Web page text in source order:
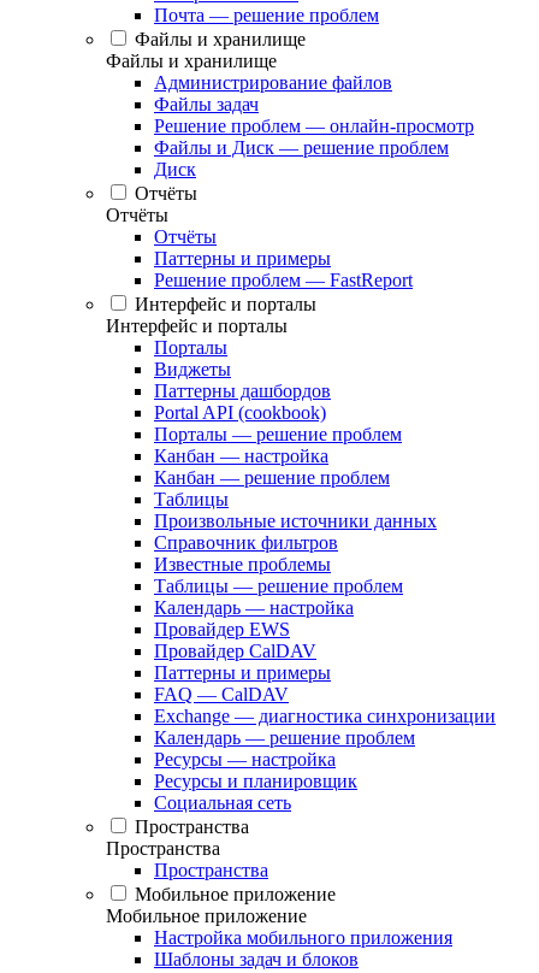
Почта — решение проблем
Файлы и хранилище
Файлы и хранилище
Администрирование файлов
Файлы задач
Решение проблем — онлайн-просмотр
Файлы и Диск — решение проблем
Диск
Отчёты
Отчёты
Отчёты
Паттерны и примеры
Решение проблем — FastReport
Интерфейс и порталы
Интерфейс и порталы
Порталы
Виджеты
Паттерны дашбордов
Portal API (cookbook)
Порталы — решение проблем
Канбан — настройка
Канбан — решение проблем
Таблицы
Произвольные источники данных
Справочник фильтров
Известные проблемы
Таблицы — решение проблем
Календарь — настройка
Провайдер EWS
Провайдер CalDAV
Паттерны и примеры
FAQ — CalDAV
Exchange — диагностика синхронизации
Календарь — решение проблем
Ресурсы — настройка
Ресурсы и планировщик
Социальная сеть
Пространства
Пространства
Пространства
Мобильное приложение
Мобильное приложение
Настройка мобильного приложения
Шаблоны задач и блоков